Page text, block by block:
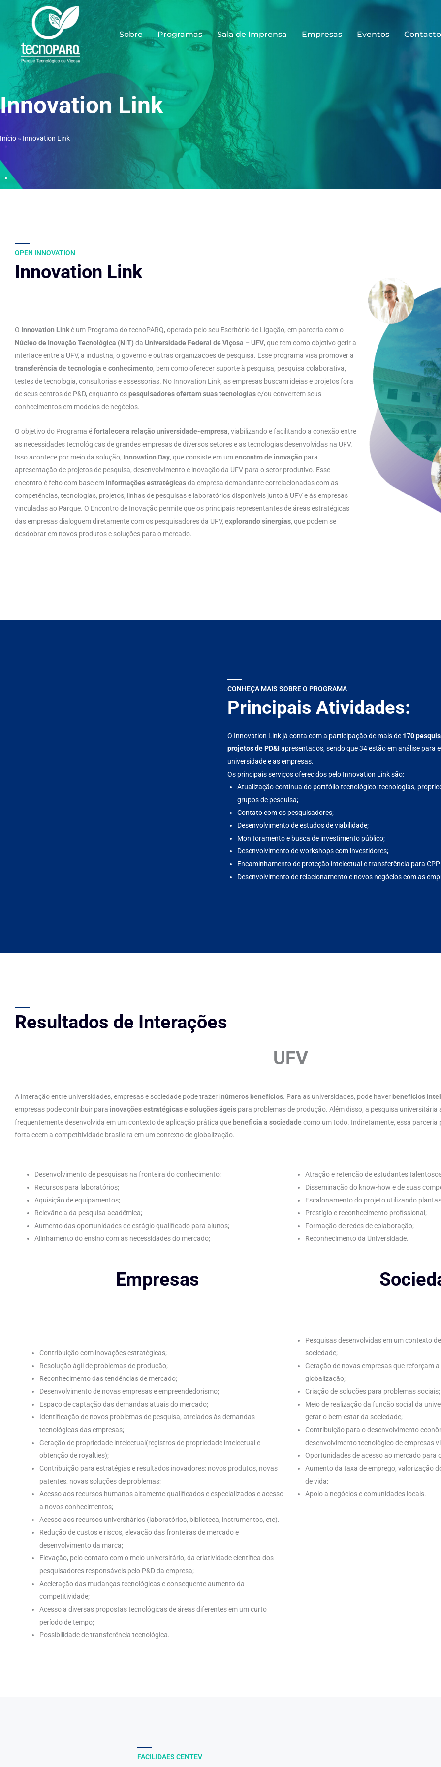
contenido
Sobre Programas Sala de Imprensa Empresas Eventos Contacto
Innovation Link
Início » Innovation Link
OPEN INNOVATION
Innovation Link
O Innovation Linké um Programa do tecnoPARQ, operado pelo seu Escritório de Ligação, em parceria com o
Núcleo de Inovação Tecnológica (NIT) da Universidade Federal de Viçosa – UFV, que tem como objetivo gerir a
interface entre a UFV, a indústria, o governo e outras organizações de pesquisa. Esse programa visa promover a
transferência de tecnologia e conhecimento, bem como oferecer suporte à pesquisa, pesquisa colaborativa,
testes de tecnologia, consultorias e assessorias. No Innovation Link, as empresas buscam ideias e projetos fora
de seus centros de P&D, enquanto ospesquisadores ofertam suas tecnologiase/ou convertem seus
conhecimentos em modelos de negócios.
O objetivo do Programa éfortalecer a relação universidade-empresa, viabilizando e facilitando a conexão entre
as necessidades tecnológicas de grandes empresas de diversos setores e as tecnologias desenvolvidas na UFV.
Isso acontece por meio da solução, Innovation Day, que consiste em umencontro de inovação para
apresentação de projetos de pesquisa, desenvolvimento e inovação da UFV para o setor produtivo. Esse
encontro é feito com base em informações estratégicasda empresa demandante correlacionadas com as
competências, tecnologias, projetos, linhas de pesquisas e laboratórios disponíveis junto à UFV e às empresas
vinculadas ao Parque. O Encontro de Inovação permite que os principais representantes de áreas estratégicas
das empresas dialoguem diretamente com os pesquisadores da UFV, explorando sinergias, que podem se
desdobrar em novos produtos e soluções para o mercado.
CONHEÇA MAIS SOBRE O PROGRAMA
Principais Atividades:
O Innovation Link já conta com a participação de mais de 170
projetos de PD&I apresentados, sendo que 34 estão em análise para
universidade e as empresas.
Os principais serviços oferecidos pelo Innovation Link são:
Atualização contínua do portfólio tecnológico: tecnologias,
grupos de pesquisa;
Contato com os pesquisadores;
Desenvolvimento de estudos de viabilidade;
Monitoramento e busca de investimento público;
Desenvolvimento de workshops com investidores;
Encaminhamento de proteção intelectual e transferência para
Desenvolvimento de relacionamento e novos negócios com as
Resultados de Interações
UFV
A interação entre universidades, empresas e sociedade pode trazer inúmeros benefícios. Para as universidades, pode haverbenefícios
empresas pode contribuir para inovações estratégicas e soluções ágeis para problemas de produção. Além disso, a pesquisa universitária
frequentemente desenvolvida em um contexto de aplicação prática quebeneficia a sociedadecomo um todo. Indiretamente, essa parceria
fortalecem a competitividade brasileira em um contexto de globalização.
Desenvolvimento de pesquisas na fronteira do conhecimento;
Recursos para laboratórios;
Aquisição de equipamentos;
Relevância da pesquisa acadêmica;
Aumento das oportunidades de estágio qualificado para alunos;
Alinhamento do ensino com as necessidades do mercado;
Atração e retenção de estudantes
Disseminação do know-how e de suas
Escalonamento do projeto utilizando
Prestígio e reconhecimento profissional;
Formação de redes de colaboração;
Reconhecimento da Universidade.
Empresas
Contribuição com inovações estratégicas;
Resolução ágil de problemas de produção;
Reconhecimento das tendências de mercado;
Desenvolvimento de novas empresas e empreendedorismo;
Espaço de captação das demandas atuais do mercado;
Identificação de novos problemas de pesquisa, atrelados às demandas
tecnológicas das empresas;
Geração de propriedade intelectual(registros de propriedade intelectual e
obtenção de royalties);
Contribuição para estratégias e resultados inovadores: novos produtos, novas
patentes, novas soluções de problemas;
Acesso aos recursos humanos altamente qualificados e especializados e acesso
a novos conhecimentos;
Acesso aos recursos universitários (laboratórios, biblioteca, instrumentos, etc).
Redução de custos e riscos, elevação das fronteiras de mercado e
desenvolvimento da marca;
Elevação, pelo contato com o meio universitário, da criatividade científica dos
pesquisadores responsáveis pelo P&D da empresa;
Aceleração das mudanças tecnológicas e consequente aumento da
competitividade;
Acesso a diversas propostas tecnológicas de áreas diferentes em um curto
período de tempo;
Possibilidade de transferência tecnológica.
Pesquisas desenvolvidas em um contexto
sociedade;
Geração de novas empresas que reforçam
globalização;
Criação de soluções para problemas sociais;
Meio de realização da função social da
gerar o bem-estar da sociedade;
Contribuição para o desenvolvimento
desenvolvimento tecnológico de empresas
Oportunidades de acesso ao mercado para
Aumento da taxa de emprego, valorização
de vida;
Apoio a negócios e comunidades locais.
FACILIDAES CENTEV